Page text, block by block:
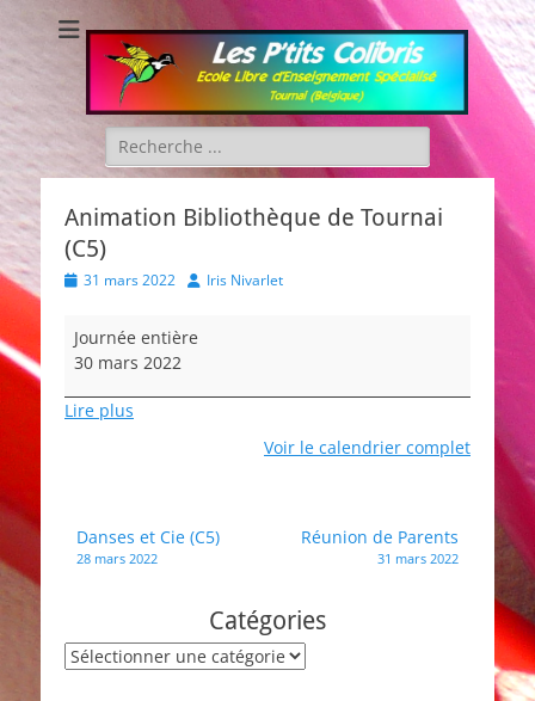
Les P'tits Colibris
Rechercher :
Animation Bibliothèque de Tournai
(C5)
Posted
31 mars 2022 AuthorIris Nivarlet
Animation
Bibliothèque
Tournai
Journée entière
30 mars 2022
Lire plus
Voir le calendrier complet
Navigation
de
Danses et Cie (C5)
28 mars 2022
Réunion de Parents
31 mars 2022
Catégories
Catégories